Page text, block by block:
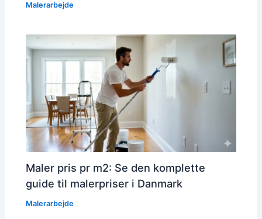
Malerarbejde
Maler pris pr m2: Se den komplette
guide til malerpriser i Danmark
Malerarbejde